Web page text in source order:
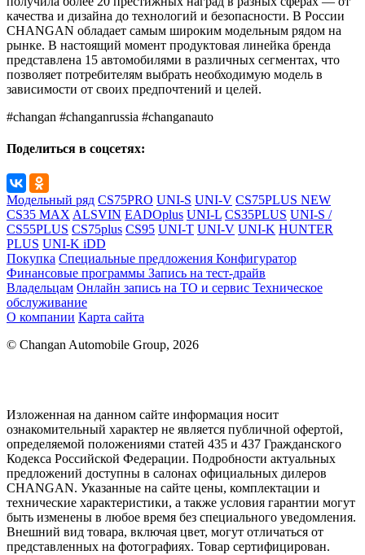
качества и дизайна до технологий и безопасности. В России
CHANGAN обладает самым широким модельным рядом на
рынке. В настоящий момент продуктовая линейка бренда
представлена 15 автомобилями в различных сегментах, что
позволяет потребителям выбрать необходимую модель в
зависимости от своих предпочтений и целей.
#changan #changanrussia #changanauto
Поделиться в соцсетях:
Модельный ряд CS75PRO UNI-S UNI-V CS75PLUS NEW
CS35 MAX ALSVIN EADOplus UNI-L CS35PLUS UNI-S /
CS55PLUS CS75plus CS95 UNI-T UNI-V UNI-K HUNTER
PLUS UNI-K iDD
Покупка Специальные предложения Конфигуратор
Финансовые программы Запись на тест-драйв
Владельцам Онлайн запись на ТО и сервис Техническое
обслуживание
О компании Карта сайта
© Changan Automobile Group, 2026
Изложенная на данном сайте информация носит
ознакомительный характер не является публичной офертой,
определяемой положениями статей 435 и 437 Гражданского
Кодекса Российской Федерации. Подробности актуальных
предложений доступны в салонах официальных дилеров
CHANGAN. Указанные на сайте цены, комплектации и
технические характеристики, а также условия гарантии могут
быть изменены в любое время без специального уведомления.
Внешний вид товара, включая цвет, могут отличаться от
представленных на фотографиях. Товар сертифицирован.